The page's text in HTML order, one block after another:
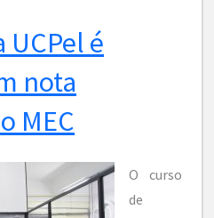
UCPel é
nota
MEC
O curso
de